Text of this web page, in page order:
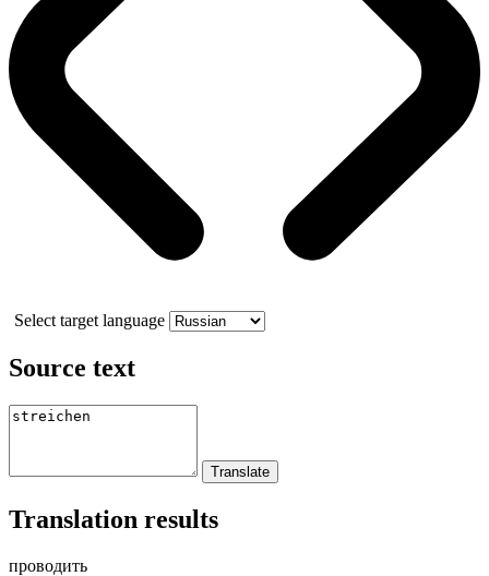
Select target language
Source text
Translation results
проводить